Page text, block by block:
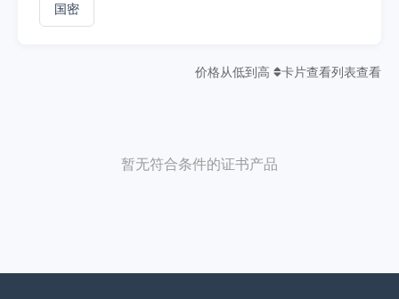
国密
价格从低到高 卡片查看列表查看
暂无符合条件的证书产品